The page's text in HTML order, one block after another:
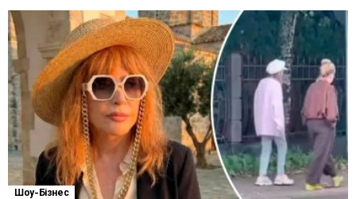
Шоу-Бізнес